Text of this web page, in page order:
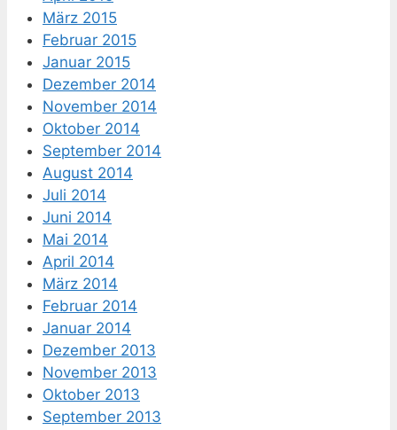
März 2015
Februar 2015
Januar 2015
Dezember 2014
November 2014
Oktober 2014
September 2014
August 2014
Juli 2014
Juni 2014
Mai 2014
April 2014
März 2014
Februar 2014
Januar 2014
Dezember 2013
November 2013
Oktober 2013
September 2013